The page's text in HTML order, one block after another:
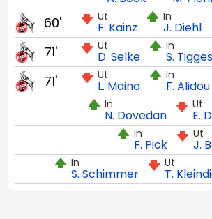
Ut
F. Kainz
In
J. Diehl
60'
Ut
D. Selke
In
S. Tigges
71'
Ut
L. Maina
In
F. Alidou
71'
Ut
E.
In
N. Dovedan
Ut
J.
In
F. Pick
Ut
T.
In
S. Schimmer